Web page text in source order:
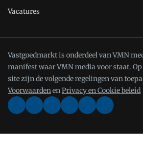
Vacatures
Vastgoedmarkt is onderdeel van VMN
manifestwaar VMN media voor staat.
site zijn de volgende regelingen van
VoorwaardenenPrivacy en Cookie beleid